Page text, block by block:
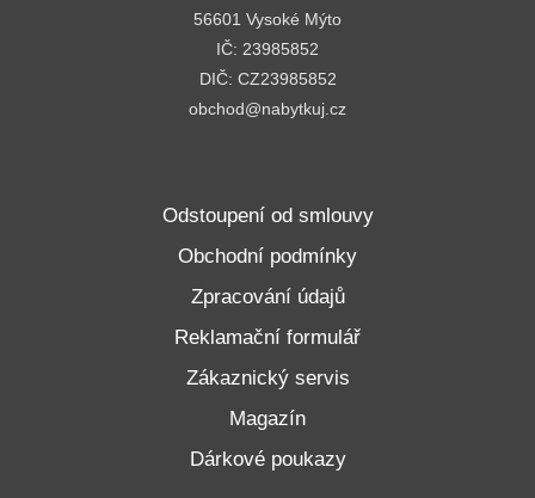
56601 Vysoké Mýto
IČ: 23985852
DIČ: CZ23985852
obchod@nabytkuj.cz
Odstoupení od smlouvy
Obchodní podmínky
Zpracování údajů
Reklamační formulář
Zákaznický servis
Magazín
Dárkové poukazy